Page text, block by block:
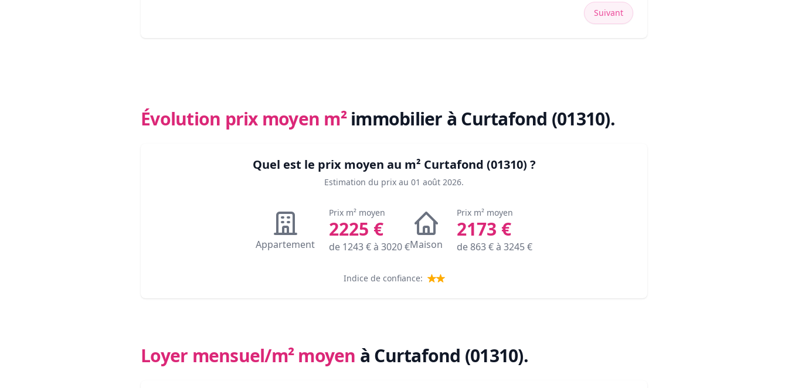
Suivant
Évolution prix moyen m² immobilier à Curtafond (01310).
Quel est le prix moyen au m² Curtafond (01310) ?
Estimation du prix au 01 août 2026.
Appartement
Prix m² moyen
2225 €
de 1243€ à 3020€Maison
Prix m² moyen
2173 €
de863€ à 3245€
Indice de confiance:
Loyer mensuel/m² moyen à Curtafond (01310).